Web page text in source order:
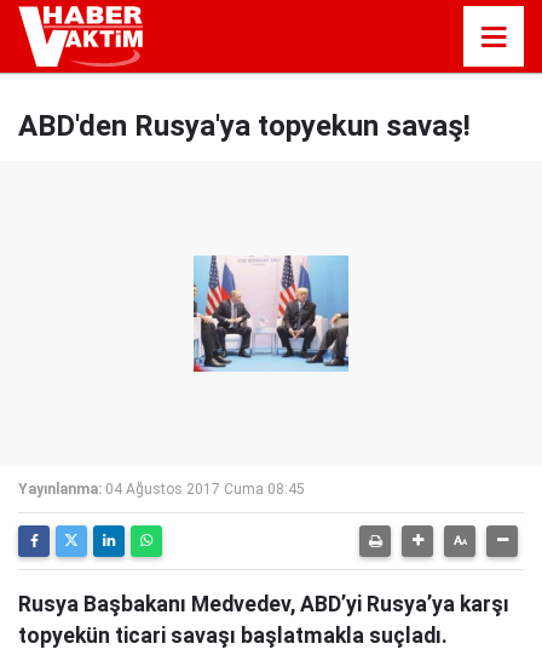
ABD'den Rusya'ya topyekun savaş!
Yayınlanma: 04 Ağustos 2017 Cuma 08:45
Rusya Başbakanı Medvedev, ABD’yi Rusya’ya karşı
topyekün ticari savaşı başlatmakla suçladı.